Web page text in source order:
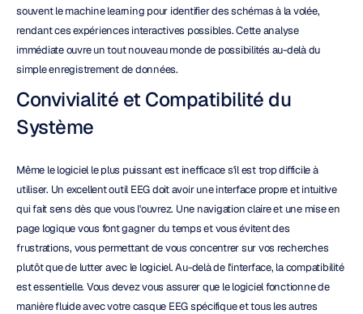
souvent le machine learning pour identifier des schémas à la volée,
rendant ces expériences interactives possibles. Cette analyse
immédiate ouvre un tout nouveau monde de possibilités au-delà du
simple enregistrement de données.
Convivialité et Compatibilité du
Système
Même le logiciel le plus puissant est inefficace s'il est trop difficile à
utiliser. Un excellent outil EEG doit avoir une interface propre et intuitive
qui fait sens dès que vous l'ouvrez. Une navigation claire et une mise en
page logique vous font gagner du temps et vous évitent des
frustrations, vous permettant de vous concentrer sur vos recherches
plutôt que de lutter avec le logiciel. Au-delà de l'interface, la compatibilité
est essentielle. Vous devez vous assurer que le logiciel fonctionne de
manière fluide avec votre casque EEG spécifique et tous les autres